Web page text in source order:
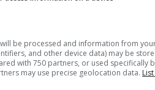
zoals beschreven in onze
Door gebruik te maken van de
meteoblue gaat u akkoord met
algemene voorwaarden
. Uw e-
be processed and information from
and other device data) may be
with 750 partners, or used specifically
may use precise geolocation data.